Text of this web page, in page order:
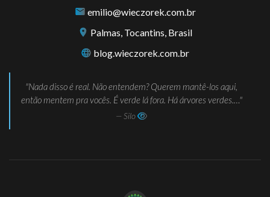
emilio@wieczorek.com.br
Palmas, Tocantins, Brasil
blog.wieczorek.com.br
Nada disso é real. Não entendem? Querem mantê-los aqui,
então mentem pra vocês. É verde lá fora. Há árvores verdes.…
— Silo